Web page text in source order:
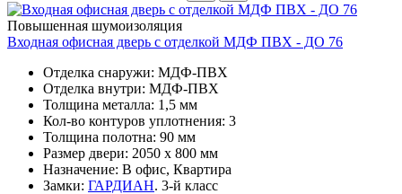
Повышенная шумоизоляция
Входная офисная дверь с отделкой МДФ ПВХ - ДО 76
Отделка снаружи: МДФ-ПВХ
Отделка внутри: МДФ-ПВХ
Толщина металла: 1,5 мм
Кол-во контуров уплотнения: 3
Толщина полотна: 90 мм
Размер двери: 2050 x 800 мм
Назначение: В офис, Квартира
Замки: ГАРДИАН. 3-й класс